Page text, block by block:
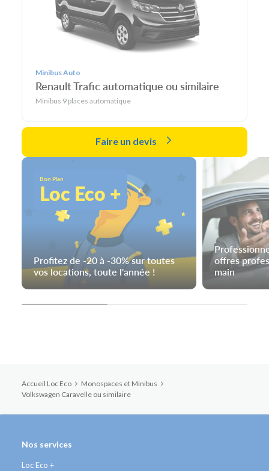
Minibus Auto
Renault Trafic automatique ou similaire
Minibus 9 places automatique
Faire un devis
Bon Plan
Loc Eco +
Profitez de -20 à -30% sur toutes
vos locations, toute l'année !
offres
main
Accueil Loc Eco
Monospaces et Minibus
Volkswagen Caravelle ou similaire
Nos services
Loc Eco +